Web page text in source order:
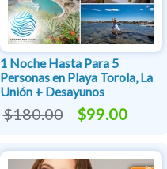
1 Noche Hasta Para 5
Personas en Playa Torola, La
Unión + Desayunos
$180.00 $99.00